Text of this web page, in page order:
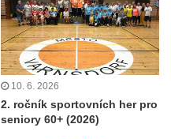
10. 6. 2026
2. ročník sportovních her pro
seniory 60+ (2026)